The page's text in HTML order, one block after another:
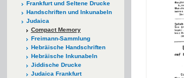
Frankfurt und Seltene Drucke
Handschriften und Inkunabeln
Judaica
Compact Memory
Freimann-Sammlung
Hebräische Handschriften
Hebräische Inkunabeln
Jiddische Drucke
Judaica Frankfurt